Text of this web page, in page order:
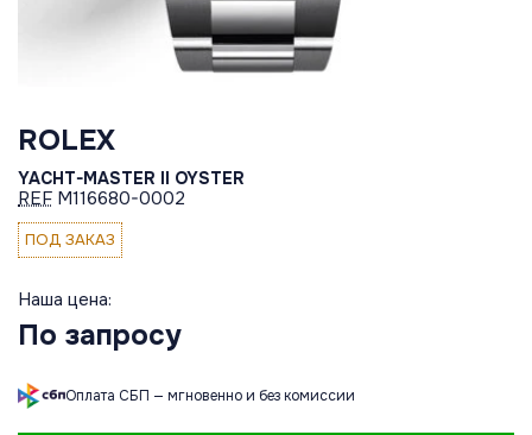
ROLEX
YACHT-MASTER II OYSTER
REF M116680-0002
ПОД ЗАКАЗ
Наша цена:
По запросу
Оплата СБП — мгновенно и без комиссии